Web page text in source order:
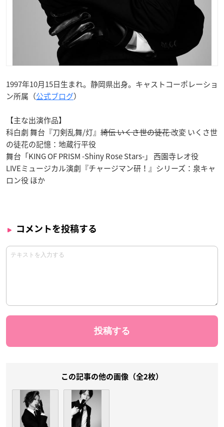
1997年10月15日生まれ。静岡県出身。キャストコーポレーショ
ン所属（公式ブログ）
【主な出演作品】
科白劇 舞台『刀剣乱舞/灯』 綺伝 いくさ世の徒花改変 いくさ世
の徒花の記憶：地蔵行平役
舞台「KING OF PRISM -Shiny Rose Stars-」 西園寺レオ役
LIVEミュージカル演劇『チャージマン研！』シリーズ：泉キャ
ロン役 ほか
コメントを投稿する
この記事の他の画像（全2枚）